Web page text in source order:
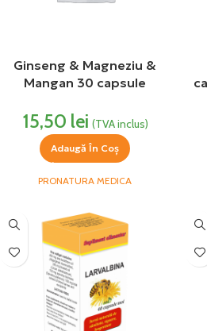
Ginseng & Magneziu &
Mangan 30 capsule
15,50 lei (TVA inclus)
Adaugă În Coș
PRONATURA MEDICA